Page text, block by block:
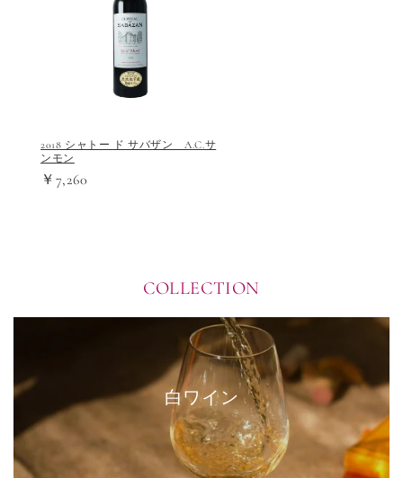
2018 シャトー ド サバザン A.C.サ
ンモン
￥7,260
COLLECTION
白ワイン